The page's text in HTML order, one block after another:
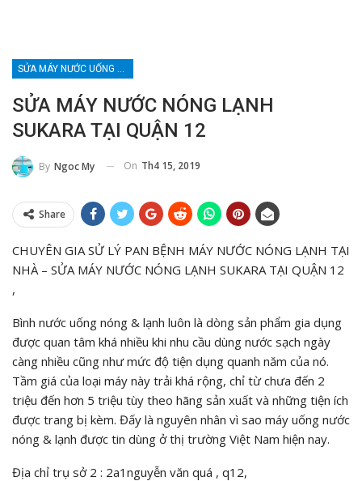
SỬA MÁY NƯỚC UỐNG NÓNG LẠNH
SỬA MÁY NƯỚC NÓNG LẠNH
SUKARA TẠI QUẬN 12
By Ngoc My On Th4 15, 2019
Share
CHUYÊN GIA SỬ LÝ PAN BỆNH MÁY NƯỚC NÓNG LẠNH TẠI
NHÀ – SỬA MÁY NƯỚC NÓNG LẠNH SUKARA TẠI QUẬN 12
,
Bình nước uống nóng & lạnh luôn là dòng sản phẩm gia dụng
được quan tâm khá nhiều khi nhu cầu dùng nước sạch ngày
càng nhiều cũng như mức độ tiện dụng quanh năm của nó.
Tầm giá của loại máy này trải khá rộng, chỉ từ chưa đến 2
triệu đến hơn 5 triệu tùy theo hãng sản xuất và những tiện ích
được trang bị kèm. Đấy là nguyên nhân vì sao máy uống nước
nóng & lạnh được tin dùng ở thị trường Việt Nam hiện nay.
Địa chỉ trụ sở 2 : 2a1nguyễn văn quá , q12,